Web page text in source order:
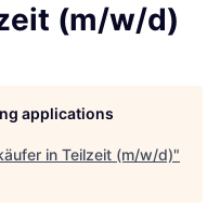
(m/w/d)
applications
in Teilzeit (m/w/d)"